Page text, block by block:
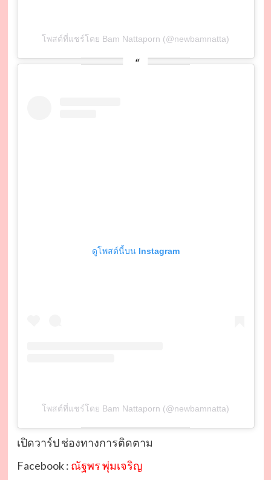
โพสต์ที่แชร์โดย Bam Nattaporn (@newbamnatta)
ดูโพสต์นี้บน Instagram
โพสต์ที่แชร์โดย Bam Nattaporn (@newbamnatta)
เปิดวาร์ป ช่องทางการติดตาม
Facebook : ณัฐพร พุ่มเจริญ